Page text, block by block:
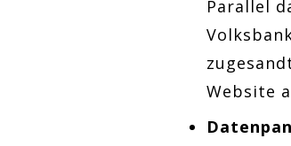
Parallel
Website